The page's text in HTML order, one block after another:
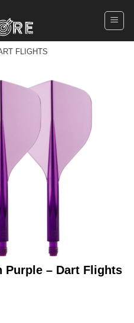
FLIGHTS
Purple – Dart Flights